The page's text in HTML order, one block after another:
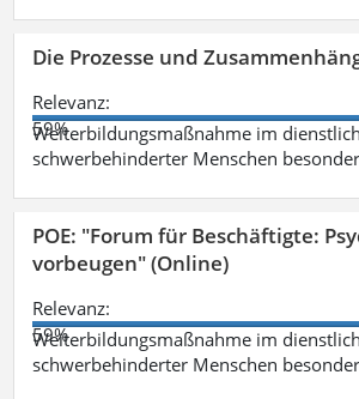
Die Prozesse und
Relevanz:
59%
Weiterbildungsmaßnahme im
schwerbehinderter Menschen
POE: "Forum für Beschäftigte:
vorbeugen" (Online)
Relevanz:
59%
Weiterbildungsmaßnahme im
schwerbehinderter Menschen